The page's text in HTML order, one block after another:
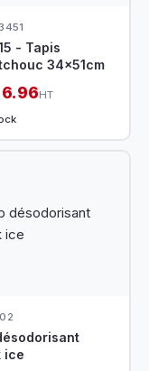
- Tapis
34x51cm
6.96HT
ice